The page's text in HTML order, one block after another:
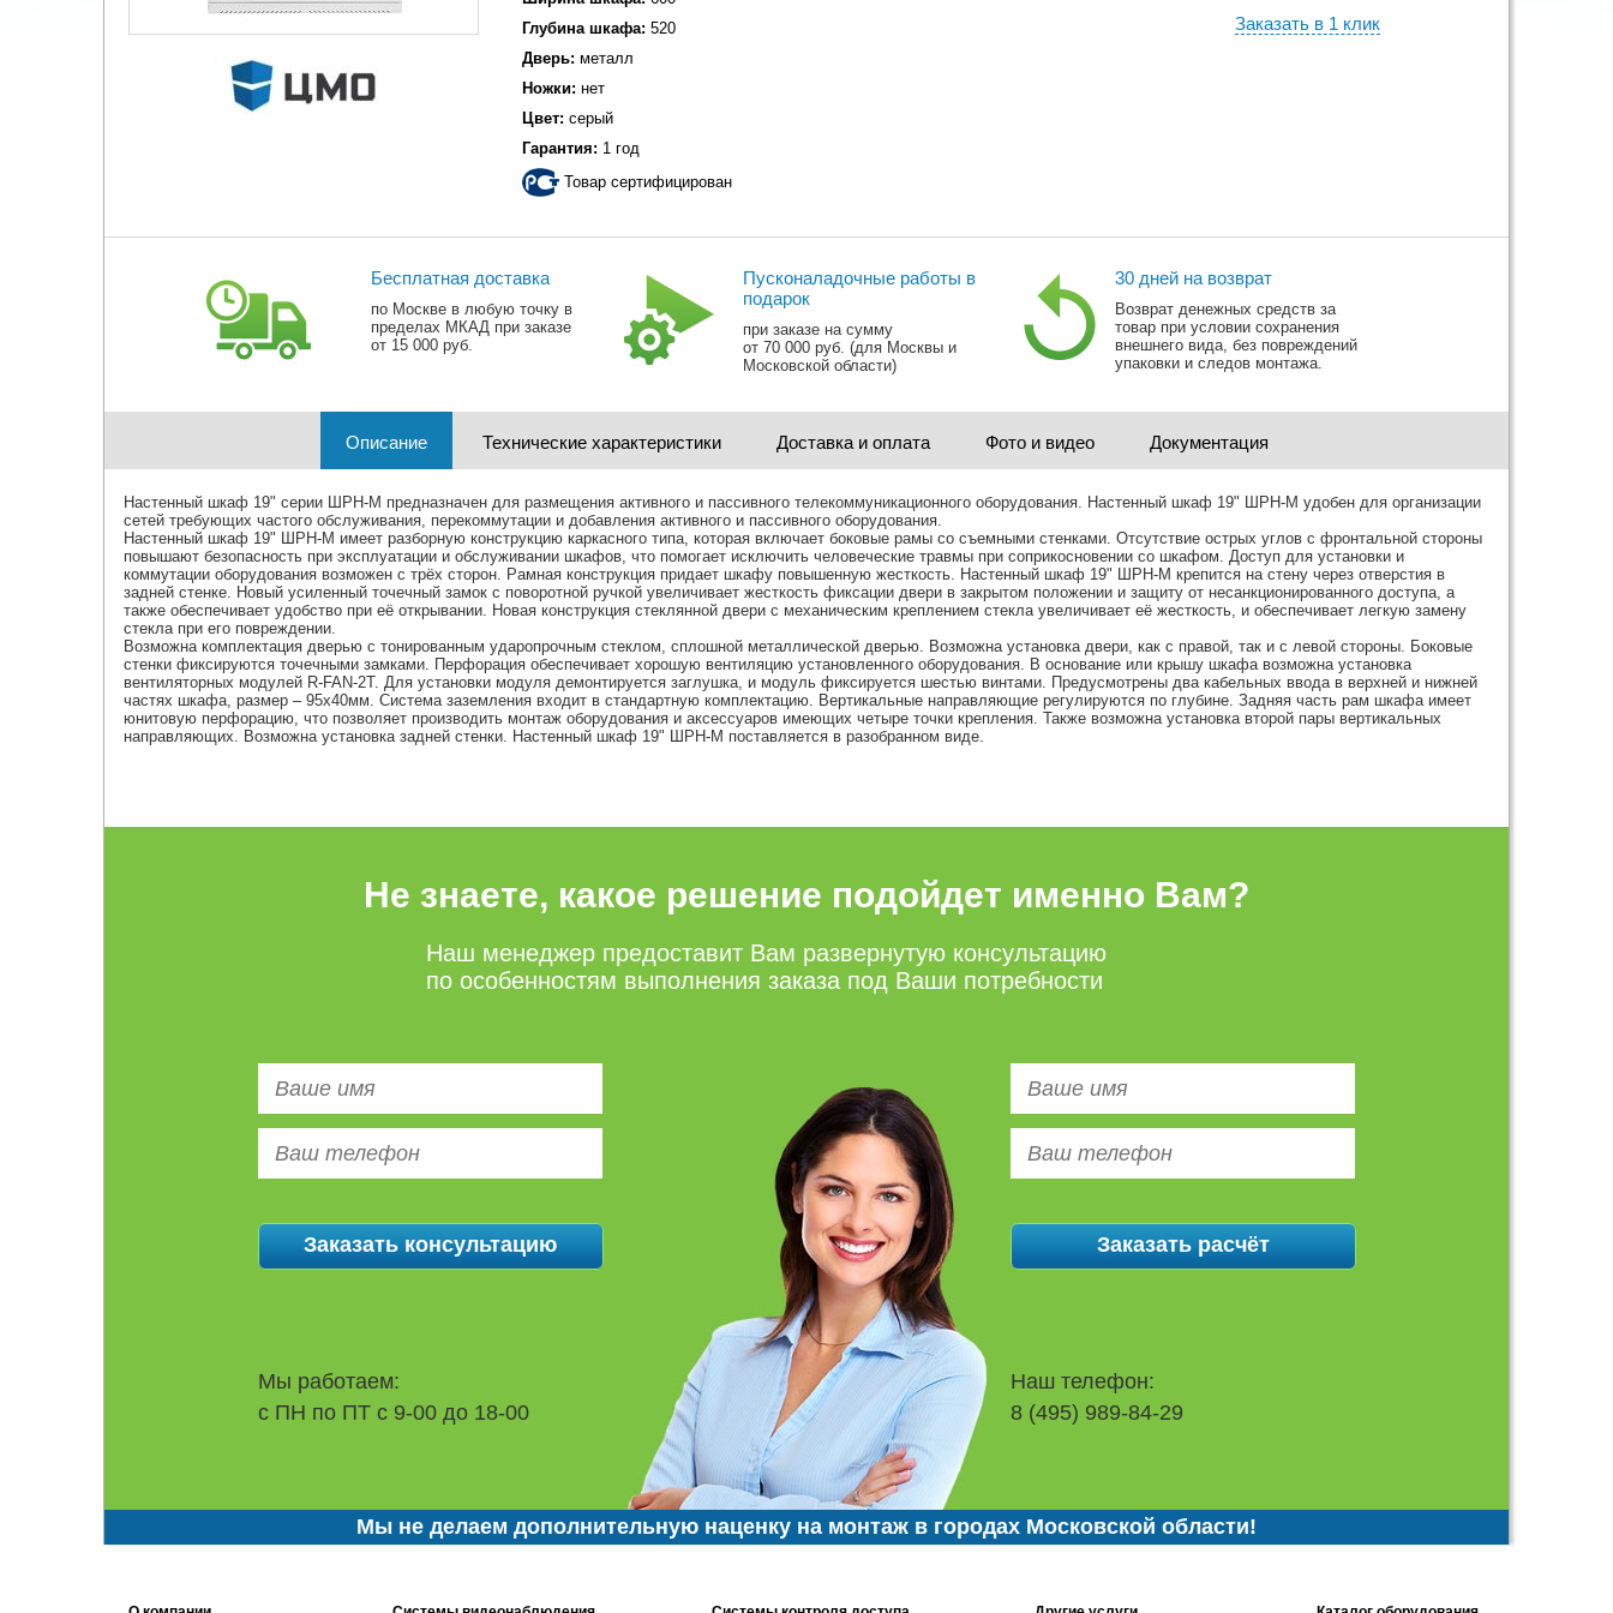
Глубина шкафа: 520
Дверь: металл
Ножки: нет
Цвет: серый
Гарантия: 1 год
Товар сертифицирован
Заказать в 1 клик
Бесплатная доставка
по Москве в любую точку в
пределах МКАД при заказе
от 15 000 руб.
Пусконаладочные работы в
подарок
при заказе на сумму
от 70 000 руб. (для Москвы и
Московской области)
30 дней на возврат
Возврат денежных средств за
товар при условии сохранения
внешнего вида, без повреждений
упаковки и следов монтажа.
Описание Технические характеристики Доставка и оплата Фото и видео Документация
Настенный шкаф 19" серии ШРН-М предназначен для размещения активного и пассивного телекоммуникационного оборудования. Настенный шкаф 19" ШРН-М удобен для организации
сетей требующих частого обслуживания, перекоммутации и добавления активного и пассивного оборудования.
Настенный шкаф 19" ШРН-М имеет разборную конструкцию каркасного типа, которая включает боковые рамы со съемными стенками. Отсутствие острых углов с фронтальной стороны
повышают безопасность при эксплуатации и обслуживании шкафов, что помогает исключить человеческие травмы при соприкосновении со шкафом. Доступ для установки и
коммутации оборудования возможен с трёх сторон. Рамная конструкция придает шкафу повышенную жесткость. Настенный шкаф 19" ШРН-М крепится на стену через отверстия в
задней стенке. Новый усиленный точечный замок с поворотной ручкой увеличивает жесткость фиксации двери в закрытом положении и защиту от несанкционированного доступа, а
также обеспечивает удобство при её открывании. Новая конструкция стеклянной двери с механическим креплением стекла увеличивает её жесткость, и обеспечивает легкую замену
стекла при его повреждении.
Возможна комплектация дверью с тонированным ударопрочным стеклом, сплошной металлической дверью. Возможна установка двери, как с правой, так и с левой стороны. Боковые
стенки фиксируются точечными замками. Перфорация обеспечивает хорошую вентиляцию установленного оборудования. В основание или крышу шкафа возможна установка
вентиляторных модулей R-FAN-2T. Для установки модуля демонтируется заглушка, и модуль фиксируется шестью винтами. Предусмотрены два кабельных ввода в верхней и нижней
частях шкафа, размер – 95х40мм. Система заземления входит в стандартную комплектацию. Вертикальные направляющие регулируются по глубине. Задняя часть рам шкафа имеет
юнитовую перфорацию, что позволяет производить монтаж оборудования и аксессуаров имеющих четыре точки крепления. Также возможна установка второй пары вертикальных
направляющих. Возможна установка задней стенки. Настенный шкаф 19" ШРН-М поставляется в разобранном виде.
Не знаете, какое решение подойдет именно Вам?
Наш менеджер предоставит Вам развернутую консультацию
по особенностям выполнения заказа под Ваши потребности
Мы работаем:
с ПН по ПТ с 9-00 до 18-00
Наш телефон:
8 (495) 989-84-29
Мы не делаем дополнительную наценку на монтаж в городах Московской области!